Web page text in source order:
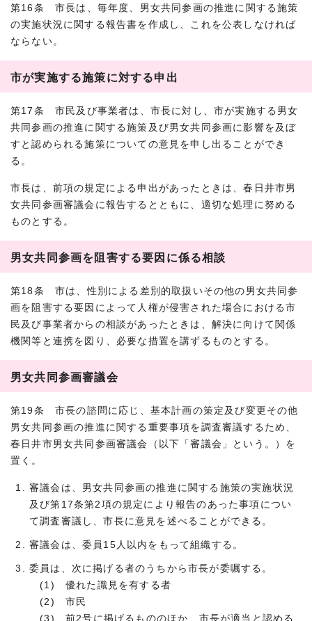
第16条 市長は、毎年度、男女共同参画の推進に関する施策
の実施状況に関する報告書を作成し、これを公表しなければ
ならない。
市が実施する施策に対する申出
第17条 市民及び事業者は、市長に対し、市が実施する男女
共同参画の推進に関する施策及び男女共同参画に影響を及ぼ
すと認められる施策についての意見を申し出ることができ
る。
市長は、前項の規定による申出があったときは、春日井市男
女共同参画審議会に報告するとともに、適切な処理に努める
ものとする。
男女共同参画を阻害する要因に係る相談
第18条 市は、性別による差別的取扱いその他の男女共同参
画を阻害する要因によって人権が侵害された場合における市
民及び事業者からの相談があったときは、解決に向けて関係
機関等と連携を図り、必要な措置を講ずるものとする。
男女共同参画審議会
第19条 市長の諮問に応じ、基本計画の策定及び変更その他
男女共同参画の推進に関する重要事項を調査審議するため、
春日井市男女共同参画審議会（以下「審議会」という。）を
置く。
審議会は、男女共同参画の推進に関する施策の実施状況
及び第17条第2項の規定により報告のあった事項につい
て調査審議し、市長に意見を述べることができる。
審議会は、委員15人以内をもって組織する。
委員は、次に掲げる者のうちから市長が委嘱する。
(1) 優れた識見を有する者
(2) 市民
(3) 前2号に掲げるもののほか、市長が適当と認める